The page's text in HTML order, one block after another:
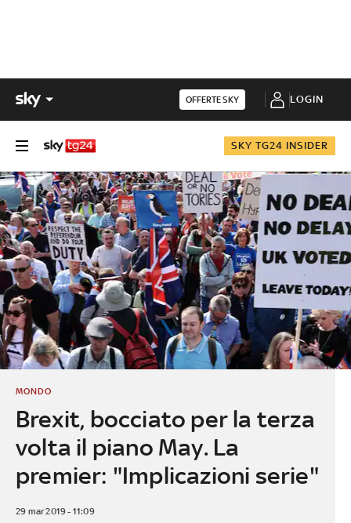
OFFERTE SKY LOGIN
SKY TG24 INSIDER
Brexit, bocciato per la terza
volta il piano May. La
premier: "Implicazioni serie"
MONDO
29 mar 2019 - 11:09